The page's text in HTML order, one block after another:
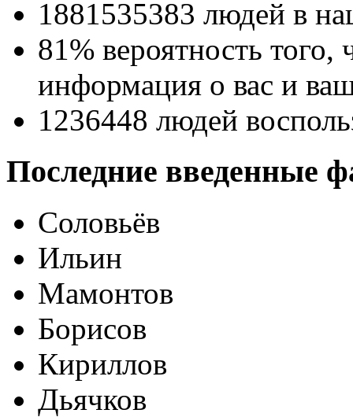
1881535383 людей в
81% вероятность того,
информация о вас и
1236448 людей
Последние введенные
Соловьёв
Ильин
Мамонтов
Борисов
Кириллов
Дьячков